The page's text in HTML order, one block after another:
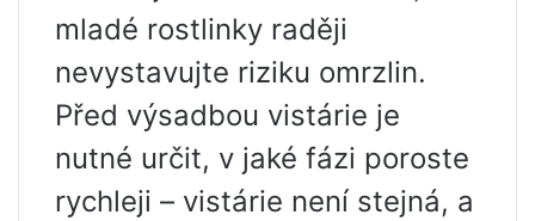
mladé rostlinky raději
nevystavujte riziku omrzlin.
Před výsadbou vistárie je
nutné určit, v jaké fázi poroste
rychleji – vistárie není stejná, a